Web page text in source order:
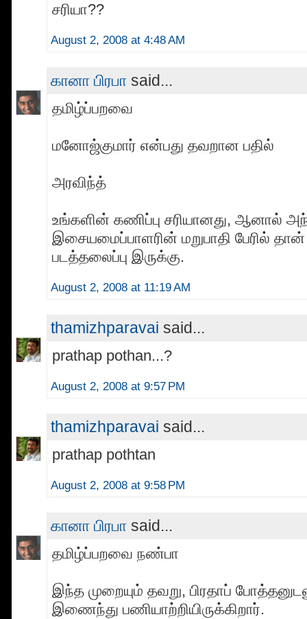
சரியா??
August 2, 2008 at 4:48 AM
கானா பிரபா said...
தமிழ்ப்பறவை
மனோஜ்குமார் என்பது தவறான பதில்
அரவிந்த்
உங்களின் கணிப்பு சரியானது, ஆனால்
இசையமைப்பாளரின் மறுபாதி பேரில்
படத்தலைப்பு இருக்கு.
August 2, 2008 at 11:19 AM
thamizhparavai said...
prathap pothan...?
August 2, 2008 at 9:57 PM
thamizhparavai said...
prathap pothtan
August 2, 2008 at 9:58 PM
கானா பிரபா said...
தமிழ்ப்பறவை நண்பா
இந்த முறையும் தவறு, பிரதாப்
இணைந்து பணியாற்றியிருக்கிறார்.